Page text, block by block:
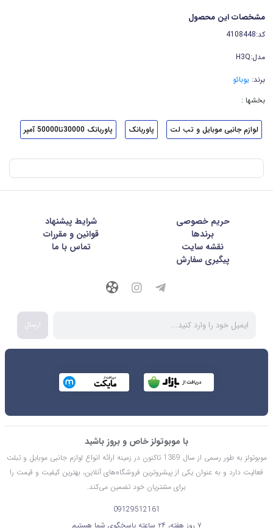
مشخصات این محصول
کد:4108448
مدل:H3Q
برند: یوبائو
بخشها :
لوازم جانبی موبایل و تب لت پاوربانک پاوربانک 30000تا50000 آمپر
حریم خصوصی
شرايط پيشنهاد
برندها
قوانین و مقررات
نقشه سایت
تماس با ما
پیگیری سفارش
ارسال
با موبوتولز خاص و بروز باشید
موبوتولز به طور رسمی از سال 1389 تاکنون در زمینه ارائه انواع لوازم جانبی موبایل و تبلت
فعالیت دارد و به عنوان یکی از پیشروترین فروشگاه‌های آنلاین، بهترین کیفیت و قیمت را
برای مشتریان خود تضمین می‌کند.
09129512161
۷ روز هفته، ۲۴ ساعته پاسخگوی شما هستیم